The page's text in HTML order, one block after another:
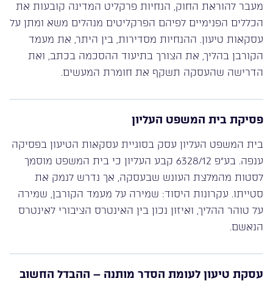
מעבר להוראת החוק, הנחיות פרקליט המדינה קובעות את
הכללים הפנימיים לפיהם הפרקליטים מנהלים משא ומתן על
עסקאות טיעון. ההנחיות מסדירות, בין היתר, את מעמד
הקורבן בהליך, את הצורך בתיעוד ההסכמה בכתב, ואת
הדרישה שהעסקה תשקף את חומרת המעשים.
פסיקת בית המשפט העליון
בית המשפט העליון עסק בסוגיית עסקאות הטיעון בפסיקה
ענפה. בע”פ 6328/12 קבע העליון כי בית המשפט מוסמך
לסטות מהמלצת העונש שבעסקה, אך נדרש לנמק את
סטייתו. עקרונות היסוד: שמירה על מעמד הקורבן, שמירה
על טוהר ההליך, ואיזון נכון בין האינטרס הציבורי לאינטרס
הנאשם.
עסקת טיעון לעומת הסדר מותנה – ההבדל החשוב